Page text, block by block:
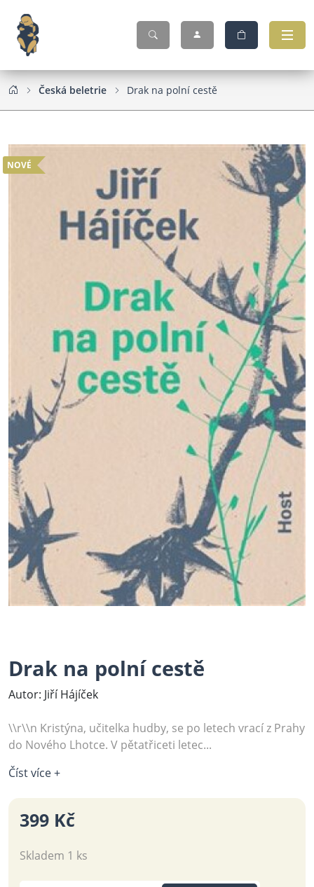
Česká beletrie Drak na polní cestě
NOVÉ
Drak na polní cestě
Autor: Jiří Hájíček
\\r\\n Kristýna, učitelka hudby, se po letech vrací z Prahy
do Nového Lhotce. V pětatřiceti letec...
Číst více +
399 Kč
Skladem 1 ks